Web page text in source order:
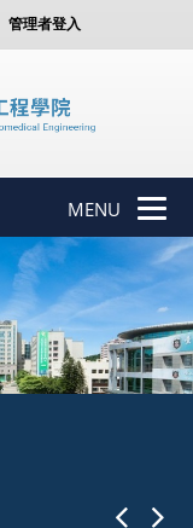
管理者登入
MENU